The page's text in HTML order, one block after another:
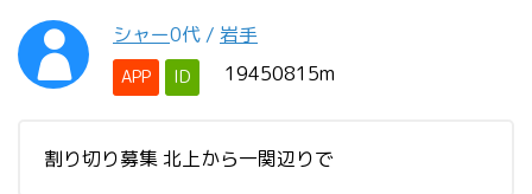
シャー0代 / 岩手
APP ID 19450815m
割り切り募集 北上から一関辺りで